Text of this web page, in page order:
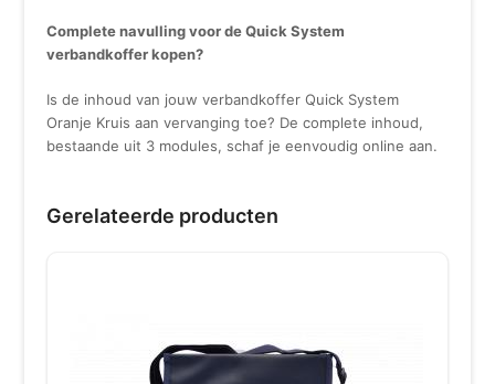
Complete navulling voor de Quick System
verbandkoffer kopen?
Is de inhoud van jouw verbandkoffer Quick System
Oranje Kruis aan vervanging toe? De complete inhoud,
bestaande uit 3 modules, schaf je eenvoudig online aan.
Gerelateerde producten